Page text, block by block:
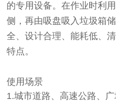
的专用设备。在作业时利
侧，再由吸盘吸入垃圾箱
全、设计合理、能耗低、
特点。
使用场景
1.城市道路、高速公路、